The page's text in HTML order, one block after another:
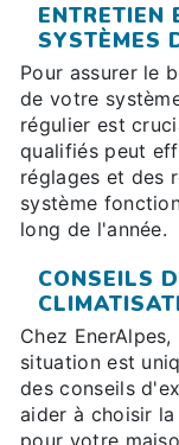
ENTRETIEN
SYSTÈMES
Pour assurer le
de votre
régulier est
qualifiés peut
réglages et des
système
long de l'année.
CONSEILS
Chez
situation est
des conseils
aider à choisir